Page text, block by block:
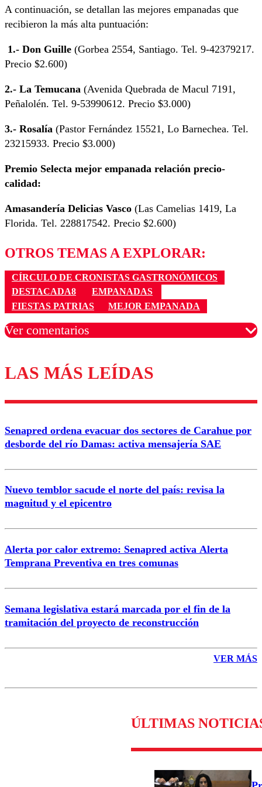
A continuación, se detallan las mejores empanadas que
recibieron la más alta puntuación:
1.- Don Guille (Gorbea 2554, Santiago. Tel. 9-42379217.
Precio $2.600)
2.- La Temucana (Avenida Quebrada de Macul 7191,
Peñalolén. Tel. 9-53990612. Precio $3.000)
3.- Rosalía (Pastor Fernández 15521, Lo Barnechea. Tel.
23215933. Precio $3.000)
Premio Selecta mejor empanada relación precio-
calidad:
Amasandería Delicias Vasco (Las Camelias 1419, La
Florida. Tel. 228817542. Precio $2.600)
OTROS TEMAS A EXPLORAR:
CÍRCULO DE CRONISTAS GASTRONÓMICOS
DESTACADA8
EMPANADAS
FIESTAS PATRIAS
MEJOR EMPANADA
Ver comentarios
Los comentarios son moderados para garantizar un
diálogo respetuoso.
Correo
LAS MÁS LEÍDAS
Senapred ordena evacuar dos sectores de Carahue por
desborde del río Damas: activa mensajería SAE
Nuevo temblor sacude el norte del país: revisa la
magnitud y el epicentro
Alerta por calor extremo: Senapred activa Alerta
Temprana Preventiva en tres comunas
Semana legislativa estará marcada por el fin de la
tramitación del proyecto de reconstrucción
VER MÁS
ÚLTIMAS